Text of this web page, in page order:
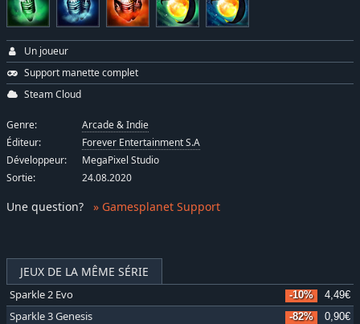
JEUX DE LA MÊME SÉRIE
Sparkle 2 Evo -10% 4,49€
Sparkle 3 Genesis -82% 0,90€
Un joueur
Support manette complet
Steam Cloud
Genre:
Arcade & Indie
Éditeur:
Forever Entertainment S.A
Développeur:
MegaPixel Studio
Sortie:
24.08.2020
Une question? » Gamesplanet Support